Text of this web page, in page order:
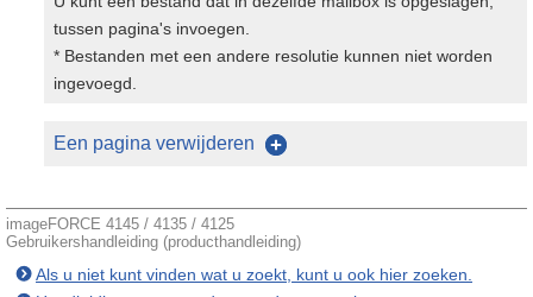
tussen pagina's invoegen.
* Bestanden met een andere resolutie kunnen niet worden
ingevoegd.
Een pagina verwijderen
imageFORCE 4145 / 4135 / 4125
Gebruikershandleiding (producthandleiding)
Als u niet kunt vinden wat u zoekt, kunt u ook hier zoeken.